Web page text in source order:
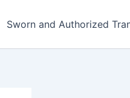
Sworn and Authorized